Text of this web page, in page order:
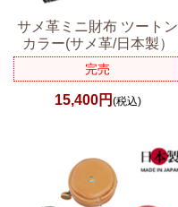
サメ革ミニ財布 ツートン
カラー(サメ革/日本製）
完売
15,400円 (税込)